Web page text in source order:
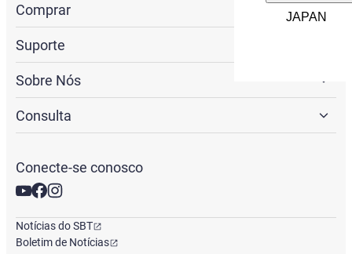
Comprar
Suporte
Sobre Nós
Consulta
Conecte-se conosco
Notícias do SBT
Boletim de Notícias